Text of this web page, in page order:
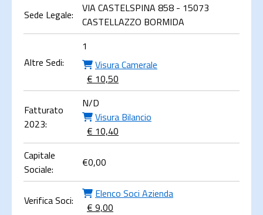
Sede Legale:
VIA CASTELSPINA 858 - 15073
CASTELLAZZO BORMIDA
Altre Sedi:
1
Visura Camerale
€ 10,50
Fatturato
2023:
N/D
Visura Bilancio
€ 10,40
Capitale
Sociale:
€0,00
Verifica Soci:
Elenco Soci Azienda
€ 9,00